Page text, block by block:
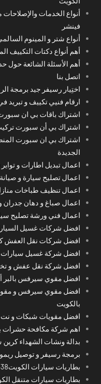
أنواع الخدمات
فينشر
أنواع شتر و المينوم
أهم أنواع دكتات التكييف
أهم الأسئلة الشائعة حول
اتصل بنا
اختِيار رسيفر جيد برمجة الرسيفر 24 ساعة
ارقام فنيي تكييف و تبريد
اشتراك باقات بي ان
اشتراك بي أن سبورت
الجديدة
اعمال تبديل اطارات و
اعمال تصليح سيارة و
اعمال تنظيف طباخات
اعمال صباغ و دهان جدران
اعمال فني ورشة تصليح
افضل شركات غسيل
افضل شركات نقل العفش
افضل شركة غسيل سيارات
افضل شركة نقل عفش و
افضل مقوي سيرفس بالبر
افضل مقوي سيرفس و
بالكويت
افضل مقويات شبكات و
اهم شركة مكافحة حشرات
بدالة ونشات الشهداء
برمجة رسيفر و توصيل ريموت 24 ساعة في محافظات
بطاريات سيارات الكويت52227338
بطاريات سيارات متنقل